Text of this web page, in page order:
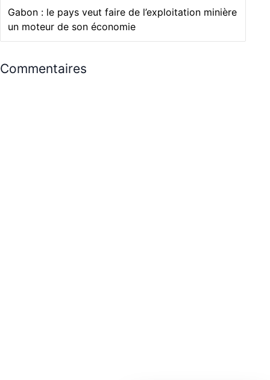
Gabon : le pays veut faire de l’exploitation minière
un moteur de son économie
Commentaires